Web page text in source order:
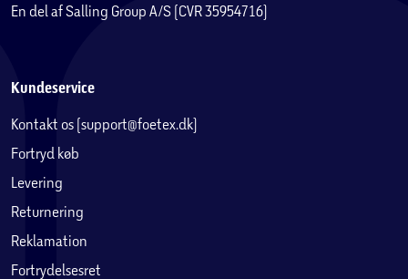
En del af Salling Group A/S (CVR 35954716)
Kundeservice
Kontakt os (support@foetex.dk)
Fortryd køb
Levering
Returnering
Reklamation
Fortrydelsesret